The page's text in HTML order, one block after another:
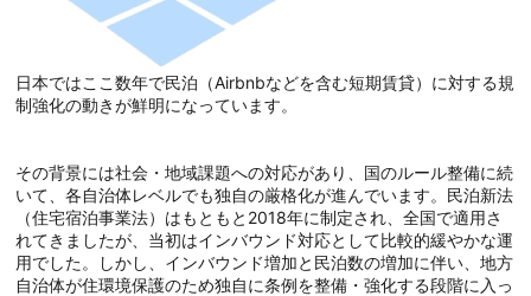
日本ではここ数年で民泊（Airbnbなどを含む短期賃貸）に対する規
制強化の動きが鮮明になっています。
その背景には社会・地域課題への対応があり、国のルール整備に続
いて、各自治体レベルでも独自の厳格化が進んでいます。民泊新法
（住宅宿泊事業法）はもともと2018年に制定され、全国で適用さ
れてきましたが、当初はインバウンド対応として比較的緩やかな運
用でした。しかし、インバウンド増加と民泊数の増加に伴い、地方
自治体が住環境保護のため独自に条例を整備・強化する段階に入っ